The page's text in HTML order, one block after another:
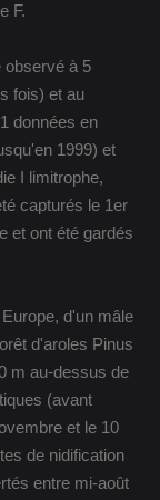
F.
observé à 5
fois) et au
données en
1999) et
I limitrophe,
capturés le 1er
et ont été gardés
d'un mâle
d'aroles Pinus
m au-dessus de
(avant
et le 10
de nidification
entre mi-août